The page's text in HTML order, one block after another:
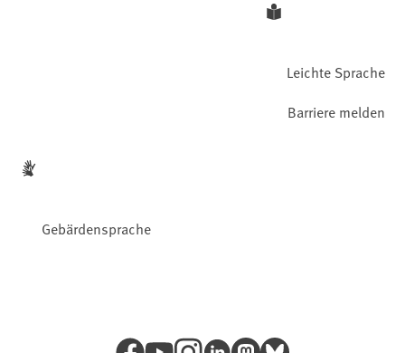
Leichte Sprache
Gebärdensprache
Barriere melden